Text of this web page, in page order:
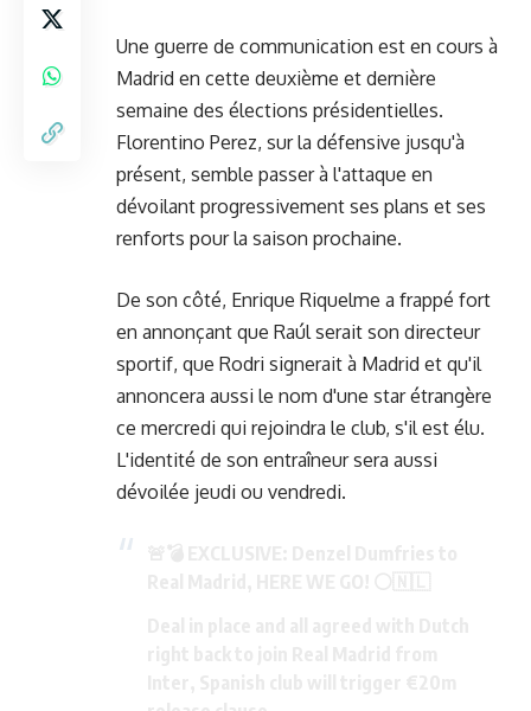
Une guerre de communication est en cours à
Madrid en cette deuxième et dernière
semaine des élections présidentielles.
Florentino Perez, sur la défensive jusqu'à
présent, semble passer à l'attaque en
dévoilant progressivement ses plans et ses
renforts pour la saison prochaine.
De son côté, Enrique Riquelme a frappé fort
en annonçant que Raúl serait son directeur
sportif, que Rodri signerait à Madrid et qu'il
annoncera aussi le nom d'une star étrangère
ce mercredi qui rejoindra le club, s'il est élu.
L'identité de son entraîneur sera aussi
dévoilée jeudi ou vendredi.